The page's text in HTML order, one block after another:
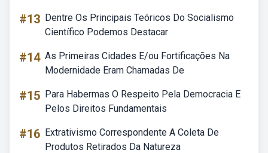
#13 Dentre Os Principais Teóricos Do Socialismo
Científico Podemos Destacar
#14 As Primeiras Cidades E/ou Fortificações Na
Modernidade Eram Chamadas De
#15 Para Habermas O Respeito Pela Democracia E
Pelos Direitos Fundamentais
#16 Extrativismo Correspondente A Coleta De
Produtos Retirados Da Natureza